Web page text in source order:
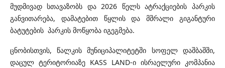
მუდმივად სთავაზობს და2026 წელს ატრაქციების პარკის
განვითარება, დამატებით წყლის და მშრალი გიგანტური
ბატუტების პარკის მოწყობა იგეგმება.
ცნობისთვის, წალკის მუნიციპალიტეტში სოფელ დაშბაშში,
დაცულ ტერიტორიაზე KASS LAND-ი ისრაელური კომპანია